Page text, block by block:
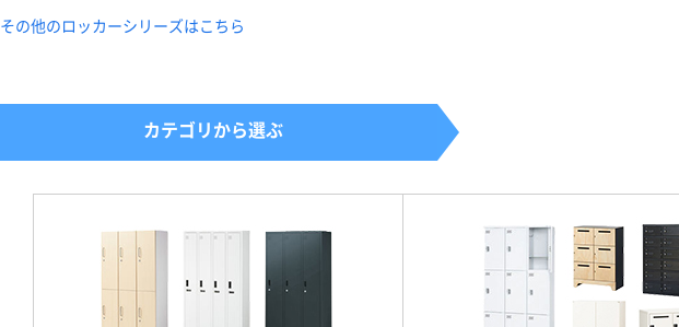
その他のロッカーシリーズはこちら
カテゴリから選ぶ
ッカ シューズケー
エムテックス スチ
ールスリッパ&シ
274676 1台 幅
￥44,480 （税込）
エムテックス ジョ
ンダー錠 1連1人用
【アウトレット】山
崎産業 コンドル
SKラック本体
FU602-600X-MB 1
台
￥27,941